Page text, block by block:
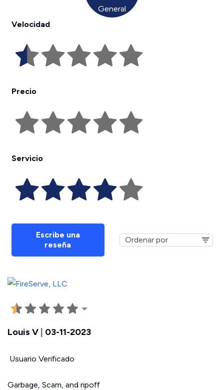
General
Velocidad
Precio
Servicio
Escribe una
reseña
Louis V 03-11-2023
Usuario Verificado
Garbage, Scam, and ripoff